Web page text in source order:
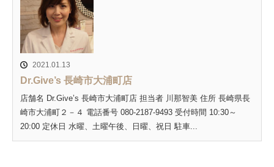
2021.01.13
Dr.Give’s 長崎市大浦町店
店舗名 Dr.Give’s 長崎市大浦町店 担当者 川那智美 住所 長崎県長
崎市大浦町２－４ 電話番号 080-2187-9493 受付時間 10:30～
20:00 定休日 水曜、土曜午後、日曜、祝日 駐車...